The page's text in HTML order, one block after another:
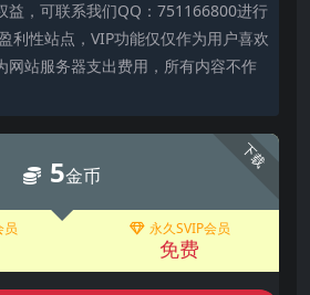
益，可联系我们QQ：751166800进行
利性站点，VIP功能仅仅作为用户喜欢
网站服务器支出费用，所有内容不作
下载
5金币
员 永久SVIP会员
免费